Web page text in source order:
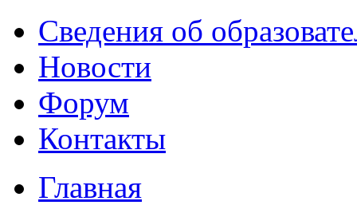
Сведения об
Новости
Форум
Контакты
Главная